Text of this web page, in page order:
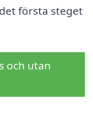
första steget
och utan